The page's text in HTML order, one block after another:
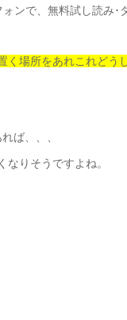
ンで、無料試し読み･
場所をあれこれどう
ば、、、
りそうですよね。